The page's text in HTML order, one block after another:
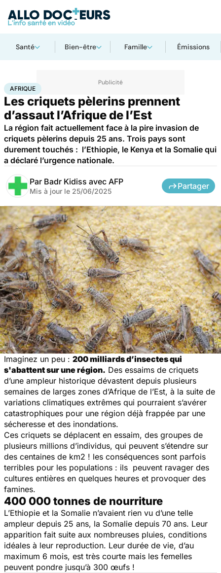
Santé Bien-être Famille Émissions
AccueilSanté
AFRIQUE
Les criquets pèlerins prennent
d’assaut l’Afrique de l’Est
La région fait actuellement face à la pire invasion de
criquets pèlerins depuis 25 ans. Trois pays sont
durement touchés : l’Ethiopie, le Kenya et la Somalie qui
a déclaré l’urgence nationale.
Par Badr Kidiss avec AFP
Mis à jour le 25/06/2025
Partager
Imaginez un peu : 200 milliards d’insectes qui
s'abattent sur une région. Des essaims de criquets
d’une ampleur historique dévastent depuis plusieurs
semaines de larges zones d’Afrique de l’Est, à la suite de
variations climatiques extrêmes qui pourraient s’avérer
catastrophiques pour une région déjà frappée par une
sécheresse et des inondations.
Ces criquets se déplacent en essaim, des groupes de
plusieurs millions d’individus, qui peuvent s’étendre sur
des centaines de km2 ! les conséquences sont parfois
terribles pour les populations : ils peuvent ravager des
cultures entières en quelques heures et provoquer des
famines.
400 000 tonnes de nourriture
L’Ethiopie et la Somalie n’avaient rien vu d’une telle
ampleur depuis 25 ans, la Somalie depuis 70 ans. Leur
apparition fait suite aux nombreuses pluies, conditions
idéales à leur reproduction. Leur durée de vie, d’au
maximum 6 mois, est très courte mais les femelles
peuvent pondre jusqu’à 300 œufs !